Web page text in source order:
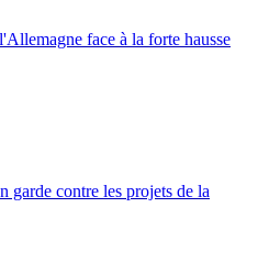
face à la forte hausse
garde contre les projets de la